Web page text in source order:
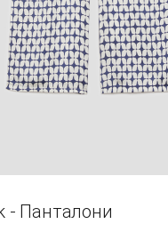
- Панталони